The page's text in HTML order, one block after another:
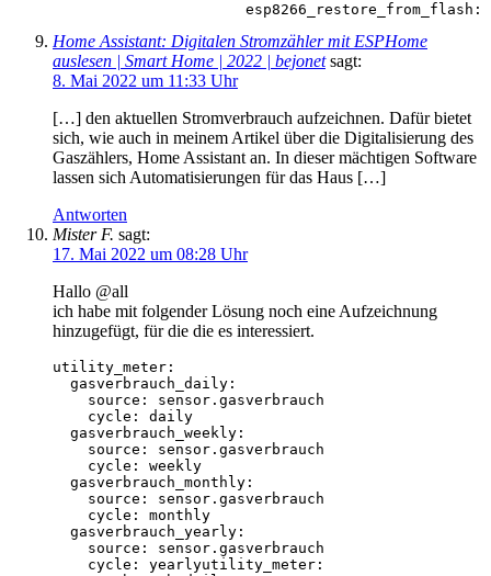
esp8266_restore_from_flash:
Home Assistant: Digitalen Stromzähler mit ESPHome
auslesen | Smart Home | 2022 | bejonet sagt:
8. Mai 2022 um 11:33 Uhr
[…] den aktuellen Stromverbrauch aufzeichnen. Dafür bietet
sich, wie auch in meinem Artikel über die Digitalisierung des
Gaszählers, Home Assistant an. In dieser mächtigen Software
lassen sich Automatisierungen für das Haus […]
Antworten
Mister F. sagt:
17. Mai 2022 um 08:28 Uhr
Hallo @all
ich habe mit folgender Lösung noch eine Aufzeichnung
hinzugefügt, für die die es interessiert.
utility_meter:
  gasverbrauch_daily:
    source: sensor.gasverbrauch
    cycle: daily
  gasverbrauch_weekly:
    source: sensor.gasverbrauch
    cycle: weekly
  gasverbrauch_monthly:
    source: sensor.gasverbrauch
    cycle: monthly
  gasverbrauch_yearly:
    source: sensor.gasverbrauch
    cycle: yearlyutility_meter: